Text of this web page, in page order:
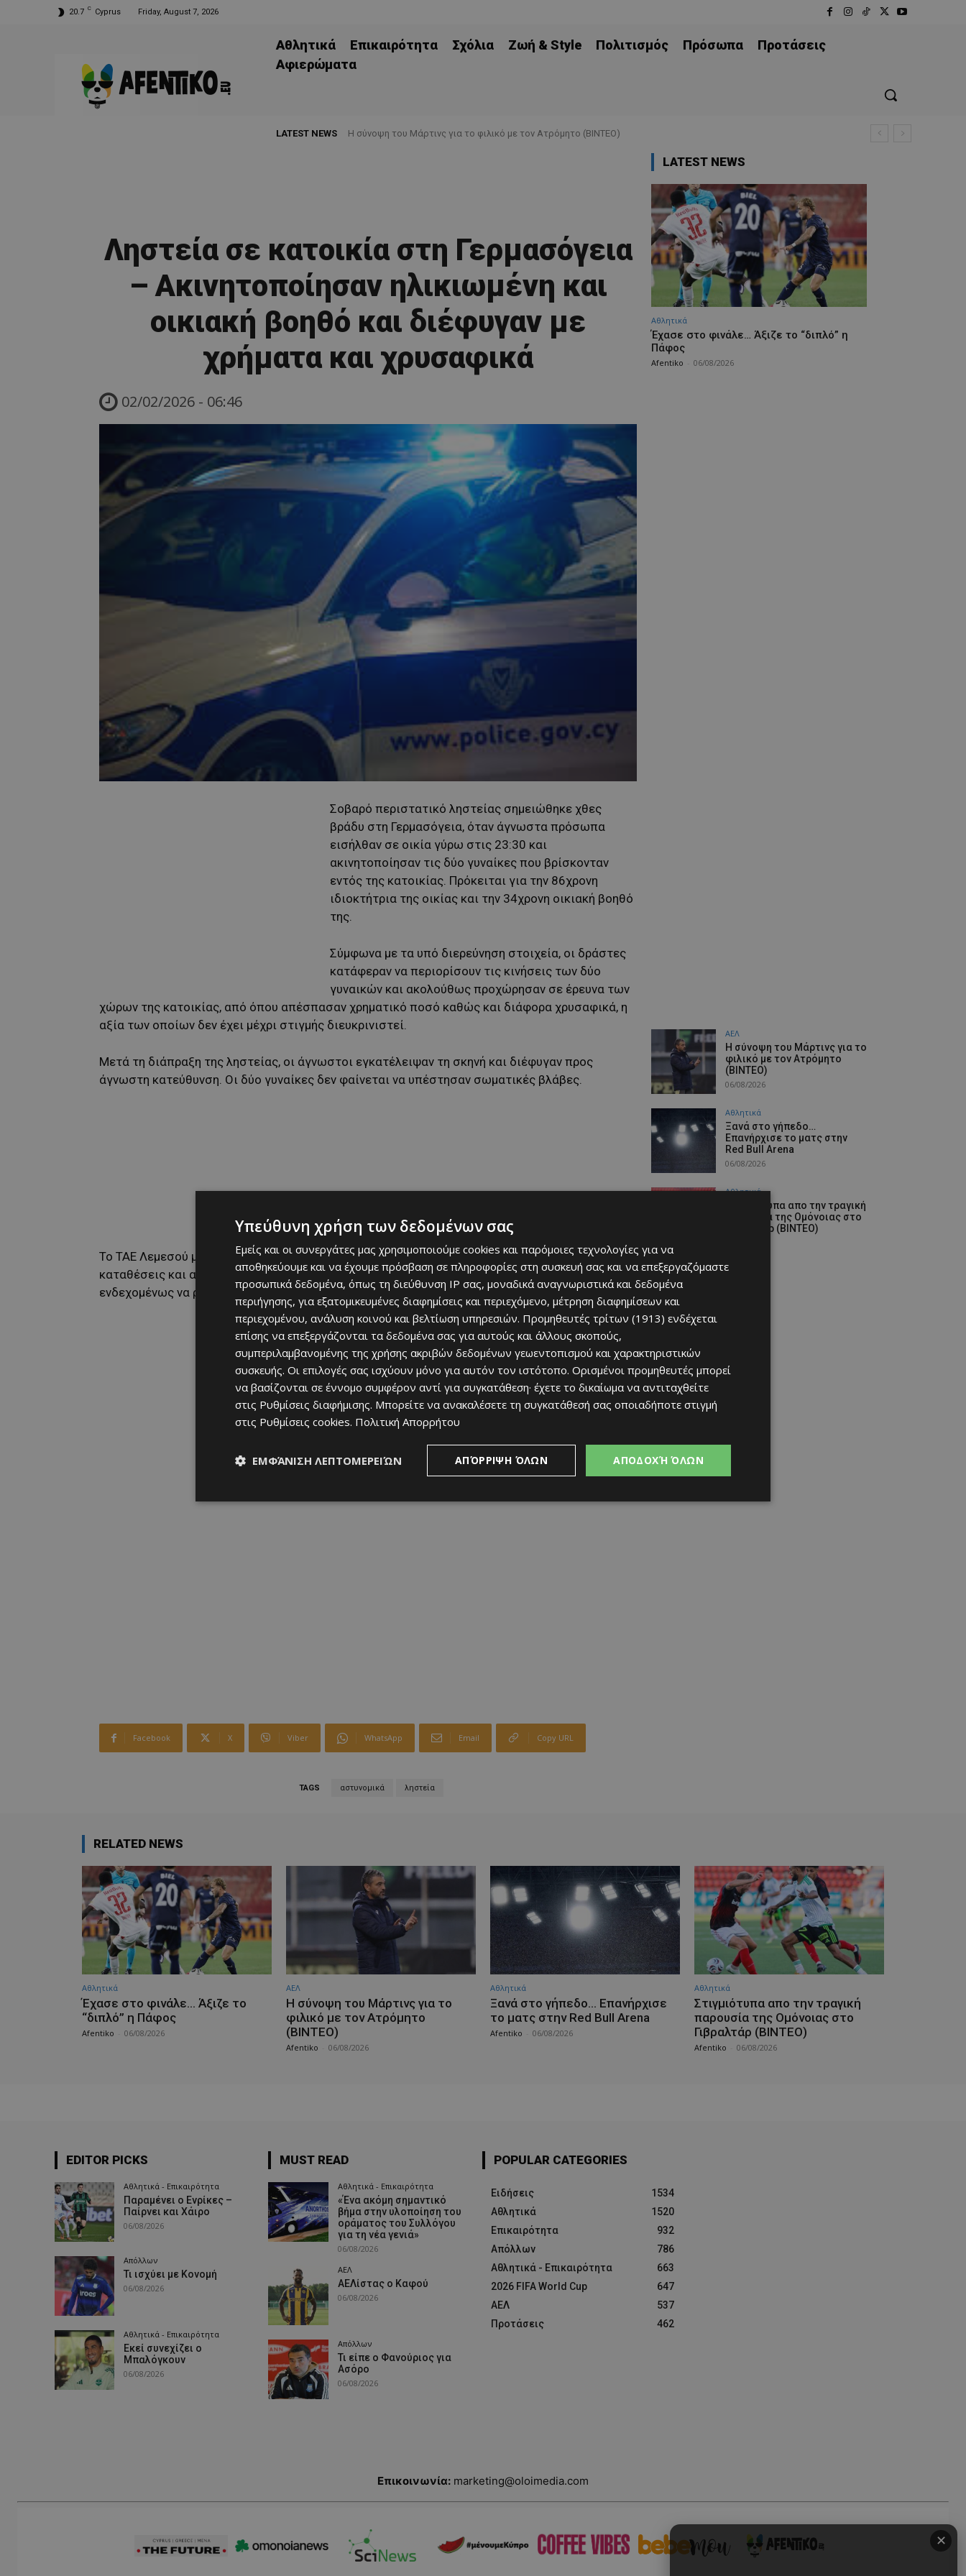
20.7 C Cyprus Friday, August 7, 2026
Αθλητικά Επικαιρότητα Σχόλια Ζωή & Style Πολιτισμός Πρόσωπα
Προτάσεις
Aφιερώματα
LATEST NEWS H σύνοψη του Μάρτινς για το φιλικό με τον Ατρόμητο (ΒΙΝΤΕΟ)
Ληστεία σε κατοικία στη Γερμασόγεια
– Ακινητοποίησαν ηλικιωμένη και
οικιακή βοηθό και διέφυγαν με
χρήματα και χρυσαφικά
02/02/2026 - 06:46
Σοβαρό περιστατικό ληστείας σημειώθηκε χθες
βράδυ στη Γερμασόγεια, όταν άγνωστα πρόσωπα
εισήλθαν σε οικία γύρω στις 23:30 και
ακινητοποίησαν τις δύο γυναίκες που βρίσκονταν
εντός της κατοικίας. Πρόκειται για την 86χρονη
ιδιοκτήτρια της οικίας και την 34χρονη οικιακή βοηθό
της.
Σύμφωνα με τα υπό διερεύνηση στοιχεία, οι δράστες
κατάφεραν να περιορίσουν τις κινήσεις των δύο
γυναικών και ακολούθως προχώρησαν σε έρευνα των
χώρων της κατοικίας, από όπου απέσπασαν χρηματικό ποσό καθώς και διάφορα χρυσαφικά, η
αξία των οποίων δεν έχει μέχρι στιγμής διευκρινιστεί.
Μετά τη διάπραξη της ληστείας, οι άγνωστοι εγκατέλειψαν τη σκηνή και διέφυγαν προς
άγνωστη κατεύθυνση. Οι δύο γυναίκες δεν φαίνεται να υπέστησαν σωματικές βλάβες.
Το ΤΑΕ Λεμεσού μετέβη στη σκηνή και προχώρησε σε επιτόπιες εξετάσεις, ενώ λαμβάνονται
καταθέσεις και αναζητούνται μαρτυρίες ή κλειστά κυκλώματα παρακολούθησης που
ενδεχομένως να ρίξουν φως στις κινήσεις των δραστών. Οι έρευνες συνεχίζονται.
Facebook X Viber WhatsApp Email Copy URL
TAGS αστυνομικά ληστεία
LATEST NEWS
Αθλητικά
Έχασε στο φινάλε… Άξιζε το “διπλό” η
Πάφος
Afentiko 06/08/2026
ΑΕΛ
H σύνοψη του Μάρτινς για το
φιλικό με τον Ατρόμητο
(ΒΙΝΤΕΟ)
06/08/2026
Αθλητικά
Ξανά στο γήπεδο…
Επανήρχισε το ματς στην
Red Bull Arena
06/08/2026
Αθλητικά
Στιγμιότυπα απο την τραγική
παρουσία της Ομόνοιας στο
Γιβραλτάρ (ΒΙΝΤΕΟ)
RELATED NEWS
Αθλητικά
Έχασε στο φινάλε… Άξιζε το
“διπλό” η Πάφος
Afentiko 06/08/2026
ΑΕΛ
H σύνοψη του Μάρτινς για το
φιλικό με τον Ατρόμητο
(ΒΙΝΤΕΟ)
Afentiko 06/08/2026
Αθλητικά
Ξανά στο γήπεδο… Επανήρχισε
το ματς στην Red Bull Arena
Afentiko 06/08/2026
Αθλητικά
Στιγμιότυπα απο την τραγική
παρουσία της Ομόνοιας στο
Γιβραλτάρ (ΒΙΝΤΕΟ)
Afentiko 06/08/2026
EDITOR PICKS
Αθλητικά - Επικαιρότητα
Παραμένει ο Ενρίκες –
Παίρνει και Χάιρο
06/08/2026
Απόλλων
Τι ισχύει με Κονομή
06/08/2026
Αθλητικά - Επικαιρότητα
Εκεί συνεχίζει ο
Μπαλόγκουν
06/08/2026
MUST READ
Αθλητικά - Επικαιρότητα
«Ένα ακόμη σημαντικό
βήμα στην υλοποίηση του
οράματος του Συλλόγου
για τη νέα γενιά»
06/08/2026
ΑΕΛ
ΑΕΛίστας ο Καφού
06/08/2026
Απόλλων
Τι είπε ο Φανούριος για
Ασόρο
06/08/2026
POPULAR CATEGORIES
Ειδήσεις
1534
Αθλητικά
1520
Επικαιρότητα
932
Απόλλων
786
Αθλητικά - Επικαιρότητα
663
2026 FIFA World Cup
647
ΑΕΛ
537
Προτάσεις
462
Επικοινωνία: marketing@oloimedia.com
✕
Υπεύθυνη χρήση των δεδομένων σας
Εμείς και οι συνεργάτες μας χρησιμοποιούμε cookies και παρόμοιες τεχνολογίες για να
αποθηκεύουμε και να έχουμε πρόσβαση σε πληροφορίες στη συσκευή σας και να επεξεργαζόμαστε
προσωπικά δεδομένα, όπως τη διεύθυνση IP σας, μοναδικά αναγνωριστικά και δεδομένα
περιήγησης, για εξατομικευμένες διαφημίσεις και περιεχόμενο, μέτρηση διαφημίσεων και
περιεχομένου, ανάλυση κοινού και βελτίωση υπηρεσιών. Προμηθευτές τρίτων (1913) ενδέχεται
επίσης να επεξεργάζονται τα δεδομένα σας για αυτούς και άλλους σκοπούς,
συμπεριλαμβανομένης της χρήσης ακριβών δεδομένων γεωεντοπισμού και χαρακτηριστικών
συσκευής. Οι επιλογές σας ισχύουν μόνο για αυτόν τον ιστότοπο. Ορισμένοι προμηθευτές μπορεί
να βασίζονται σε έννομο συμφέρον αντί για συγκατάθεση· έχετε το δικαίωμα να αντιταχθείτε
στις Ρυθμίσεις διαφήμισης. Μπορείτε να ανακαλέσετε τη συγκατάθεσή σας οποιαδήποτε στιγμή
στις Ρυθμίσεις cookies. Πολιτική Απορρήτου
ΑΠΟΔΟΧΉ ΌΛΩΝ
ΑΠΌΡΡΙΨΗ ΌΛΩΝ
ΕΜΦΆΝΙΣΗ ΛΕΠΤΟΜΕΡΕΙΏΝ